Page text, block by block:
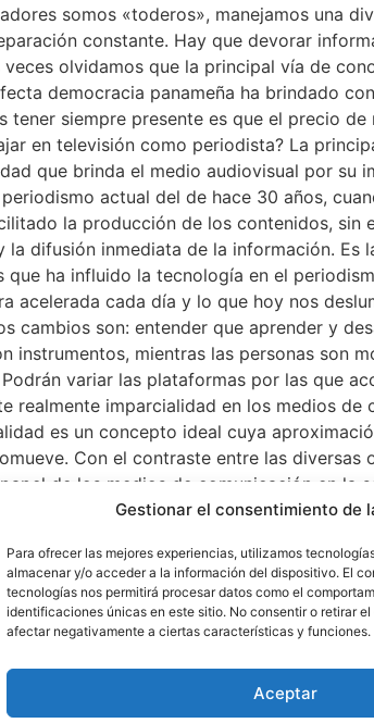
Gestionar el consentimiento de
Para ofrecer las mejores experiencias, utilizamos
almacenar y/o acceder a la información del dispositivo. El
tecnologías nos permitirá procesar datos como el
identificaciones únicas en este sitio. No consentir o retirar
afectar negativamente a ciertas características y funciones.
Aceptar
somos «toderos», manejamos una
constante. Hay que devorar
olvidamos que la principal vía de
democracia panameña ha brindado
siempre presente es que el precio de
en televisión como periodista? La
que brinda el medio audiovisual por su
actual del de hace 30 años,
la producción de los contenidos, sin
difusión inmediata de la información. Es
ha influido la tecnología en el
acelerada cada día y lo que hoy nos
cambios son: entender que aprender y
instrumentos, mientras las personas son
variar las plataformas por las que
realmente imparcialidad en los medios de
es un concepto ideal cuya
Con el contraste entre las diversas
de los medios de comunicación en la
son reflejo e influencia que orienta y
mediático al brindar retroalimentación
a través del cual expresarse. 12- ¿Cuál
que a veces son ignoradas por
alegría, la tristeza y, en ocasiones, la ira.
de Empresas con énfasis en
la televisión, donde condujo una
ha desarrollado espacios tanto de